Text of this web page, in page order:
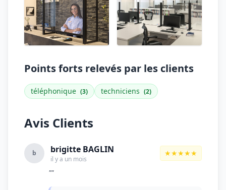
Points forts relevés par les clients
téléphonique (3) techniciens (2)
Avis Clients
b brigitte BAGLIN
il y a un mois
★★★★★
""